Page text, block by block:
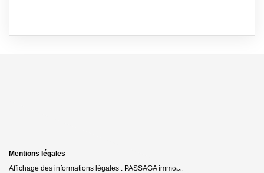
Mentions légales
Affichage des informations légales : PASSAGA immobilier - Onet-le-Château |